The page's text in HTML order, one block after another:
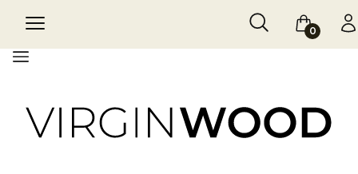
Menu Otwórz
Szukaj Koszyk
Menu